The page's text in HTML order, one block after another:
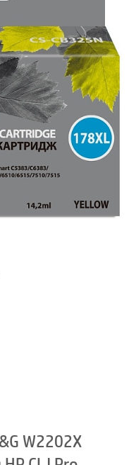
W2202X